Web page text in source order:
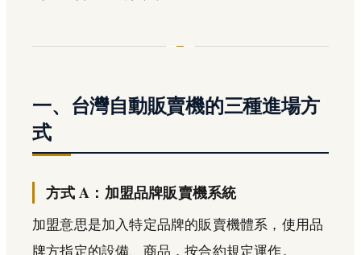
一、台灣自動販賣機的三種進場方
式
方式 A：加盟品牌販賣機系統
加盟意思是加入特定品牌的販賣機體系，使用品
牌方指定的設備、商品，按合約規定運作。